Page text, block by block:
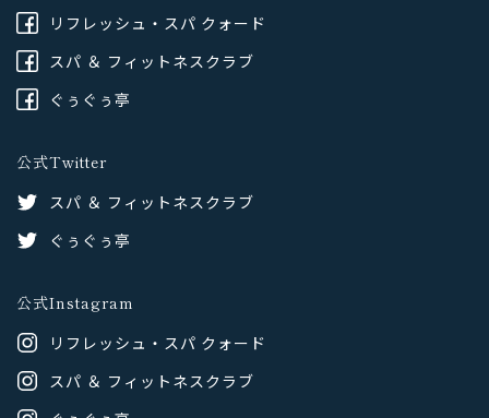
リフレッシュ・スパ クォード
スパ ＆ フィットネスクラブ
ぐぅぐぅ亭
公式Twitter
スパ ＆ フィットネスクラブ
ぐぅぐぅ亭
公式Instagram
リフレッシュ・スパ クォード
スパ ＆ フィットネスクラブ